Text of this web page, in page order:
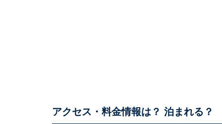
アクセス・料金情報は？ 泊まれる？